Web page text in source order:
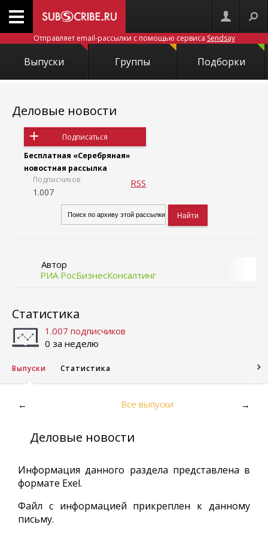
Отправляет email-рассылки с помощью сервиса Sendsay
Выпуски Группы Подборки
Деловые новости
Подписаться
Бесплатная «Серебряная»
новостная рассылка
Подписчиков
1.007
RSS
Автор
РИА РосБизнесКонсалтинг
Статистика
1.007 подписчиков
0 за неделю
Выпуски Статистика
← Все выпуски →
Деловые новости
Информация данного раздела представлена в
формате Exel.
Файл с информацией прикреплен к данному
письму.